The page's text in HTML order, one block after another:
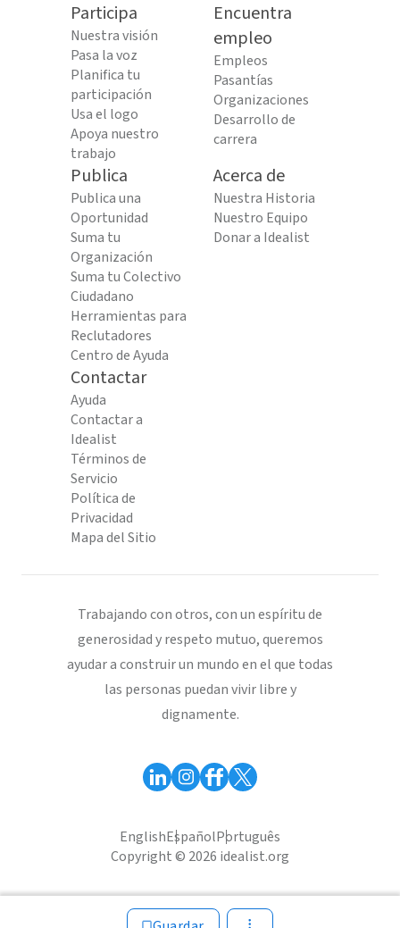
Participa
Nuestra visión
Pasa la voz
Planifica tu
participación
Usa el logo
Apoya nuestro
trabajo
Encuentra
empleo
Empleos
Pasantías
Organizaciones
Desarrollo de
carrera
Publica
Publica una
Oportunidad
Suma tu
Organización
Suma tu Colectivo
Ciudadano
Herramientas para
Reclutadores
Centro de Ayuda
Acerca de
Nuestra Historia
Nuestro Equipo
Donar a Idealist
Contactar
Ayuda
Contactar a
Idealist
Términos de
Servicio
Política de
Privacidad
Mapa del Sitio
Trabajando con otros, con un espíritu de
generosidad y respeto mutuo, queremos
ayudar a construir un mundo en el que todas
las personas puedan vivir libre y
dignamente.
EnglishEspañolPortuguês
Copyright © 2026 idealist.org